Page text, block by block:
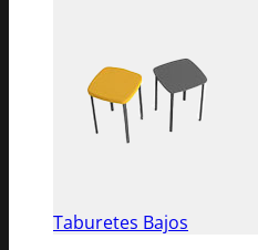
Taburetes Bajos